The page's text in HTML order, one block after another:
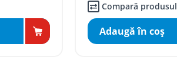
Compară produsul
Adaugă în coş